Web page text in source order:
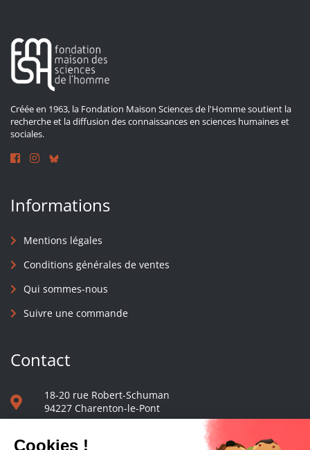
Créée en 1963, la Fondation Maison Sciences de l'Homme soutient la
recherche et la diffusion des connaissances en sciences humaines et
sociales.
Informations
Mentions légales
Conditions générales de ventes
Qui sommes-nous
Suivre une commande
Contact
18-20 rue Robert-Schuman
94227 Charenton-le-Pont